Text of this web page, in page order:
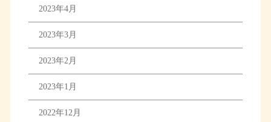
2023年4月
2023年3月
2023年2月
2023年1月
2022年12月